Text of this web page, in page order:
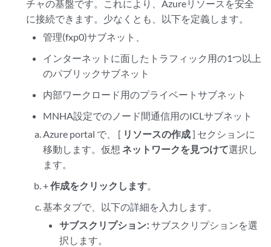
チャの基盤です。これにより、Azureリソースを安全
に接続できます。少なくとも、以下を定義します。
管理(fxp0)サブネット、
インターネットに面したトラフィック用の1つ以上
のパブリックサブネット
内部ワークロード用のプライベートサブネット
MNHA設定でのノード間通信用のICLサブネット
Azure portal で、 [ リソースの作成] セクションに
移動します。仮想 ネットワークを見つけて選択し
ます。
+作成をクリックします。
基本タブで、以下の詳細を入力します。
サブスクリプション: サブスクリプションを選
択します。